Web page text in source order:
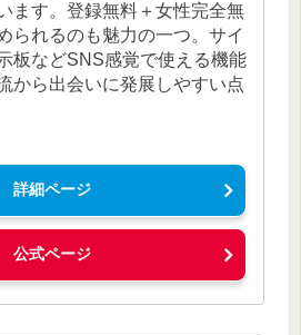
ます。登録無料＋女性完全無
られるのも魅力の一つ。サイ
板などSNS感覚で使える機能
から出会いに発展しやすい点
詳細ページ
公式ページ